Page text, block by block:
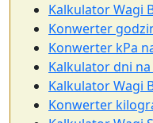
Kalkulator Wagi
Konwerter
Konwerter kPa
Kalkulator dni
Kalkulator Wagi
Konwerter